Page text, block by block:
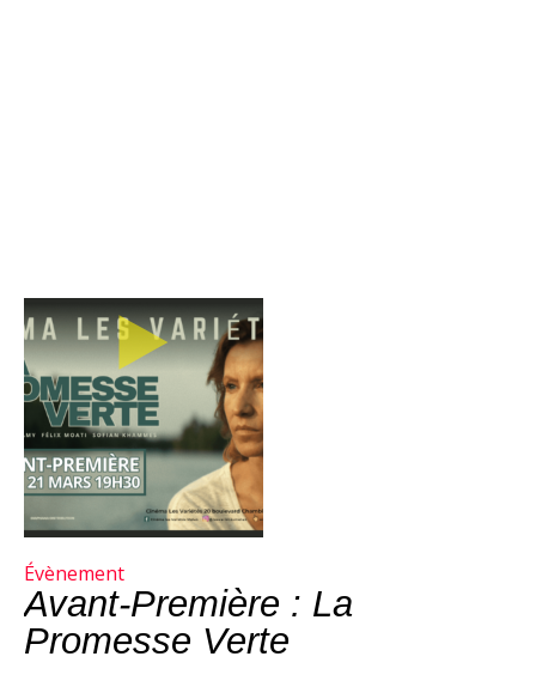
Évènement
Avant-Première : La
Promesse Verte